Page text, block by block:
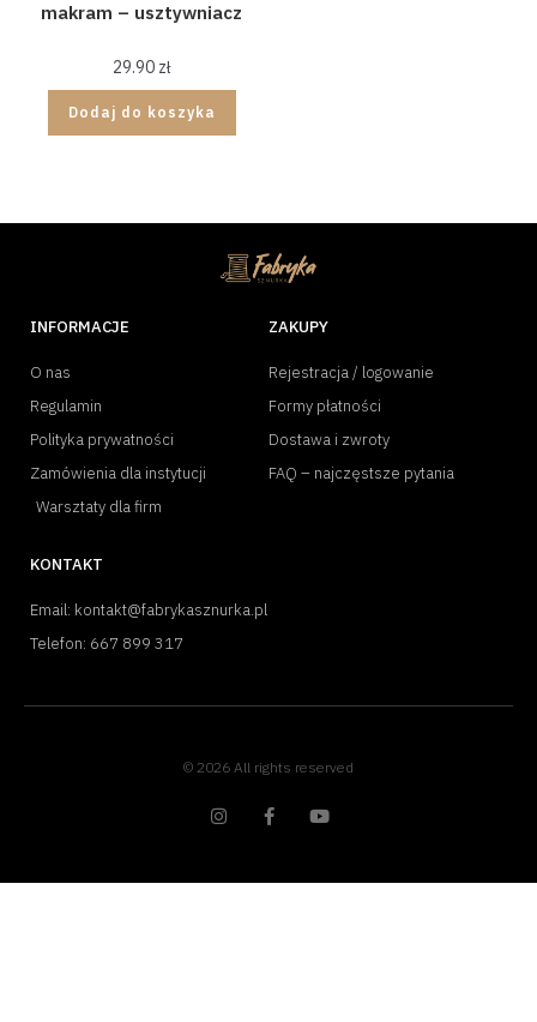
makram – usztywniacz
29.90 zł
Dodaj do koszyka
INFORMACJE
O nas
Regulamin
Polityka prywatności
Zamówienia dla instytucji
Warsztaty dla firm
ZAKUPY
Rejestracja / logowanie
Formy płatności
Dostawa i zwroty
FAQ – najczęstsze pytania
KONTAKT
Email: kontakt@fabrykasznurka.pl
Telefon: 667 899 317
© 2026 All rights reserved